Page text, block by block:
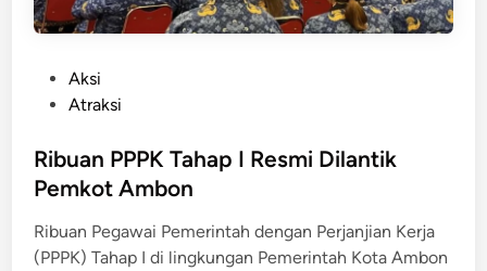
t
e
i
n
Aksi
Atraksi
Ribuan PPPK Tahap I Resmi Dilantik
Pemkot Ambon
Ribuan Pegawai Pemerintah dengan Perjanjian Kerja
(PPPK) Tahap I di lingkungan Pemerintah Kota Ambon